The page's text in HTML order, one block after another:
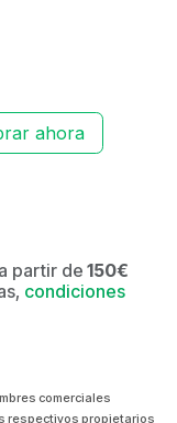
ahora
a partir de 150€
condiciones
comerciales
respectivos propietarios